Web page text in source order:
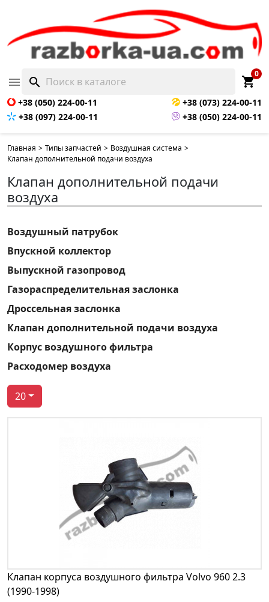
 search shopping_cart
0
+38 (050) 224-00-11
+38 (073) 224-00-11
+38 (097) 224-00-11
+38 (050) 224-00-11
Главная > Типы запчастей > Воздушная система >
Клапан дополнительной подачи воздуха
Клапан дополнительной подачи
воздуха
Воздушный патрубок
Впускной коллектор
Выпускной газопровод
Газораспределительная заслонка
Дроссельная заслонка
Клапан дополнительной подачи воздуха
Корпус воздушного фильтра
Расходомер воздуха
20
Клапан корпуса воздушного фильтра Volvo 960 2.3
(1990-1998)